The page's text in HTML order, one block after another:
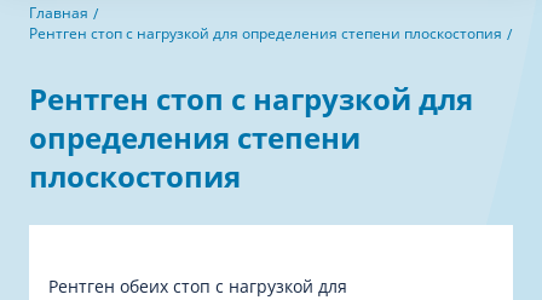
Главная
Рентген стоп с нагрузкой для определения степени плоскостопия
Рентген стоп с нагрузкой для
определения степени
плоскостопия
Рентген обеих стоп с нагрузкой для